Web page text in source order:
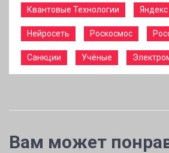
Квантовые Технологии Яндекс
Нейросеть Роскосмос
Санкции Учёные
Вам может